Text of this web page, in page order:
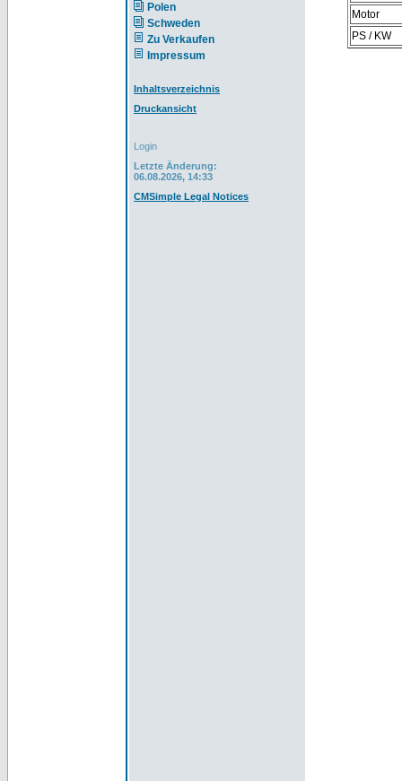
Polen
Schweden
Zu Verkaufen
Impressum
Inhaltsverzeichnis
Druckansicht
Login
Letzte Änderung:
06.08.2026, 14:33
CMSimple Legal Notices
Motor
PS / KW